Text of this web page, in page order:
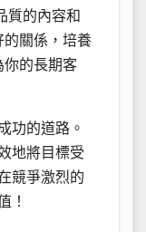
質的內容和
的關係，培養
你的長期客
功的道路。
地將目標受
競爭激烈的
！